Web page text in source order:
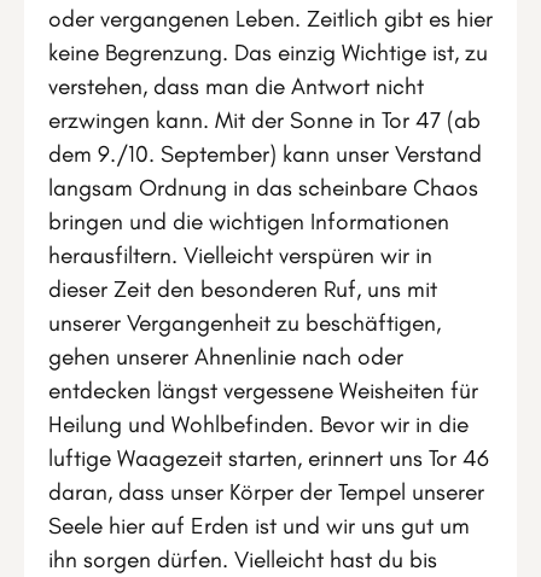
oder vergangenen Leben. Zeitlich gibt es hier
keine Begrenzung. Das einzig Wichtige ist, zu
verstehen, dass man die Antwort nicht
erzwingen kann. Mit der Sonne in Tor 47 (ab
dem 9./10. September) kann unser Verstand
langsam Ordnung in das scheinbare Chaos
bringen und die wichtigen Informationen
herausfiltern. Vielleicht verspüren wir in
dieser Zeit den besonderen Ruf, uns mit
unserer Vergangenheit zu beschäftigen,
gehen unserer Ahnenlinie nach oder
entdecken längst vergessene Weisheiten für
Heilung und Wohlbefinden. Bevor wir in die
luftige Waagezeit starten, erinnert uns Tor 46
daran, dass unser Körper der Tempel unserer
Seele hier auf Erden ist und wir uns gut um
ihn sorgen dürfen. Vielleicht hast du bis